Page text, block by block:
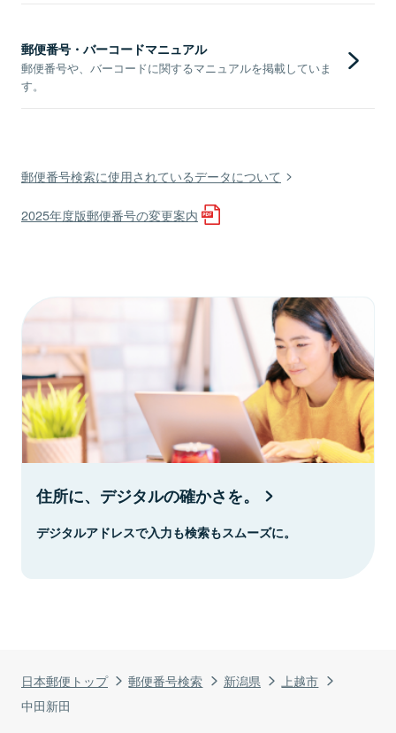
日本郵便トップ 郵便番号検索 新潟県
上越市
中田新田
郵便番号・バーコードマニュアル
郵便番号や、バーコードに関するマニュアルを掲載していま
す。
郵便番号検索に使用されているデータについて
2025年度版郵便番号の変更案内
住所に、デジタルの確かさを。
デジタルアドレスで入力も検索もスムーズに。